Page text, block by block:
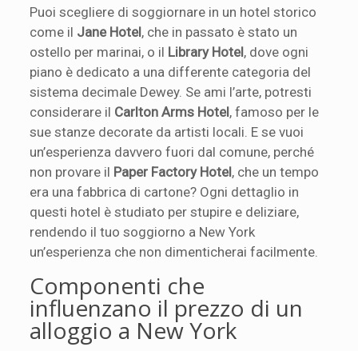
Puoi scegliere di soggiornare in un hotel storico
come il Jane Hotel, che in passato è stato un
ostello per marinai, o il Library Hotel, dove ogni
piano è dedicato a una differente categoria del
sistema decimale Dewey. Se ami l’arte, potresti
considerare il Carlton Arms Hotel, famoso per le
sue stanze decorate da artisti locali. E se vuoi
un’esperienza davvero fuori dal comune, perché
non provare il Paper Factory Hotel, che un tempo
era una fabbrica di cartone? Ogni dettaglio in
questi hotel è studiato per stupire e deliziare,
rendendo il tuo soggiorno a New York
un’esperienza che non dimenticherai facilmente.
Componenti che
influenzano il prezzo di un
alloggio a New York